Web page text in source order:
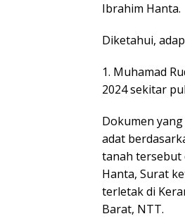
Ibrahim Hanta.
Diketahui,
1. Muhamad
2024 sekitar
Dokumen
adat
tanah tersebut
Hanta, Surat
terletak di
Barat, NTT.